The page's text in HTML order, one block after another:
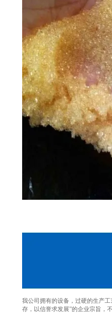
我公司拥有的设备，过硬的生产
存，以信誉求发展”的企业宗旨，